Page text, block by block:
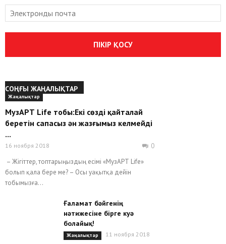
СОҢҒЫ ЖАҢАЛЫҚТАР
Жаңалықтар
МузАРТ Life тобы:Екі сөзді қайталай
беретін сапасыз ән жазғымыз келмейді
...
16 ноября 2018
0
– Жігіттер, топтарыңыздың есімі «МузАРТ Life»
болып қала бере ме? – Осы уақытқа дейін
тобымызға...
Ғаламат бәйгенің
нәтижесіне бірге куә
болайық!
Жаңалықтар 11 ноября 2018